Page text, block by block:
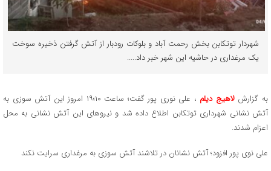
شهردار توتکابن بخش رحمت آباد و بلوکات رودبار از آتش گرفتن ذخیره سوخت
یک مرغداری در حاشیه این شهر خبر داد.....
به گزارشلاهیج دیلم
، علی نوری پور گفت؛ ساعت ۱۰؛۱۹ امروز این آتش سوزی به
آتش نشانی شهرداری توتکابن اطلاع داده شد و نیروهای این آتش نشانی به محل
اعزام شدند.
علی نوی پور افزود؛ آتش نشانان در تلاشند آتش سوزی به مرغداری سرایت نکند